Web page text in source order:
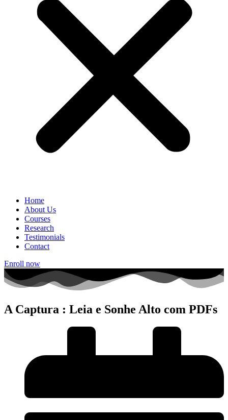
Home
About Us
Courses
Research
Testimonials
Contact
Enroll now
A Captura : Leia e Sonhe Alto com PDFs